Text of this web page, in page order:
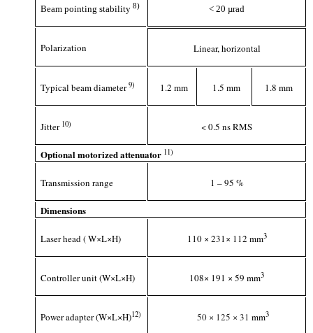
Beam pointing stability8) < 20 µrad
Polarization Linear, horizontal
Typical beam diameter9) 1.2 mm 1.5 mm 1.8 mm
Jitter 10) < 0.5 ns RMS
Optional motorized attenuator 11)
Transmission range 1 – 95 %
Dimensions
Laser head ( W×L×H) 110 × 231× 112 mm3
Controller unit (W×L×H) 108× 191 × 59 mm3
Power adapter (W×L×H)12) 50 × 125 ×31 mm3